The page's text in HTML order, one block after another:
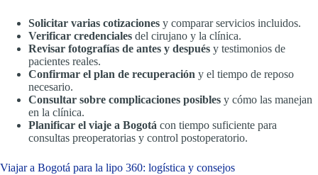
Solicitar varias cotizaciones y comparar servicios incluidos.
Verificar credenciales del cirujano y la clínica.
Revisar fotografías de antes y después y testimonios de
pacientes reales.
Confirmar el plan de recuperación y el tiempo de reposo
necesario.
Consultar sobre complicaciones posibles y cómo las manejan
en la clínica.
Planificar el viaje a Bogotá con tiempo suficiente para
consultas preoperatorias y control postoperatorio.
Viajar a Bogotá para la lipo 360: logística y consejos